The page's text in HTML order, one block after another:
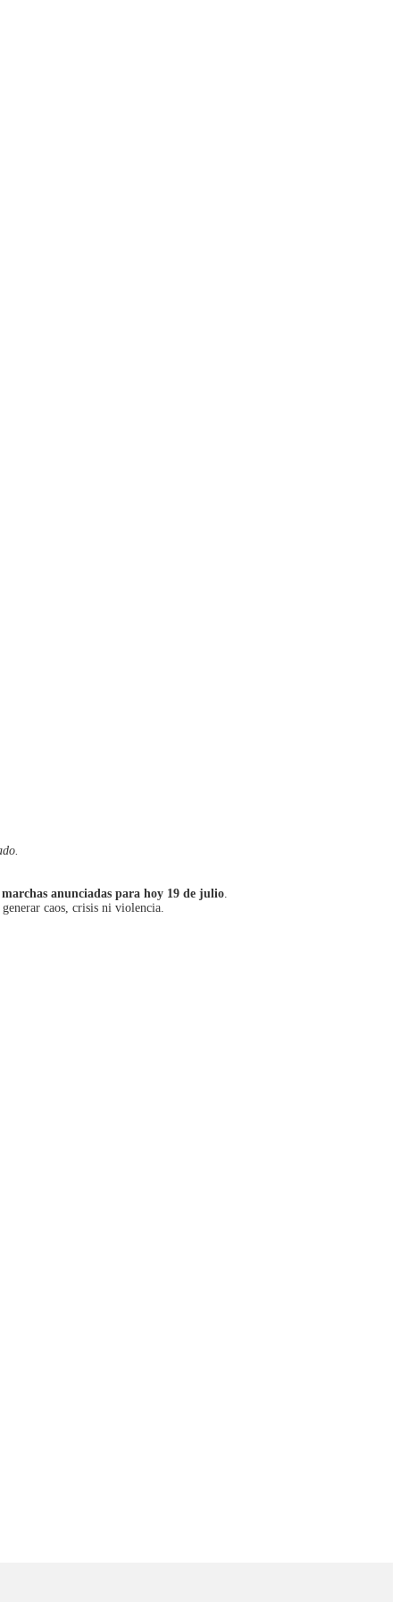
marchas anunciadas para hoy 19 de julio
caos, crisis ni violencia.